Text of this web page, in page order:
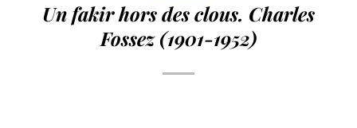
Un fakir hors des clous. Charles
Fossez (1901-1952)